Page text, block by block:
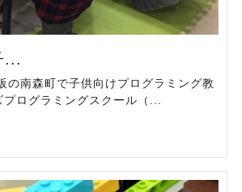
...
の南森町で子供向けプログラミング教
ログラミングスクール（...